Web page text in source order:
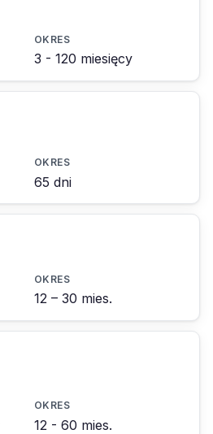
3 - 120 miesięcy
65 dni
12 – 30 mies.
12 - 60 mies.